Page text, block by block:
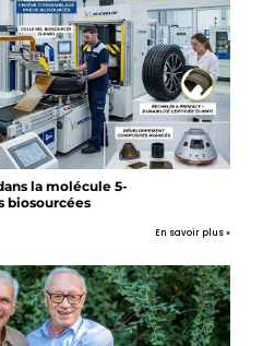
la molécule 5-
biosourcées
En savoir plus »